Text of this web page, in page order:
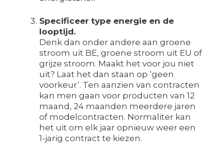
Specificeer type energie en de
looptijd.
Denk dan onder andere aan groene
stroom uit BE, groene stroom uit EU of
grijze stroom. Maakt het voor jou niet
uit? Laat het dan staan op ‘geen
voorkeur’. Ten aanzien van contracten
kan men gaan voor producten van 12
maand, 24 maanden meerdere jaren
of modelcontracten. Normaliter kan
het uit om elk jaar opnieuw weer een
1-jarig contract te kiezen.